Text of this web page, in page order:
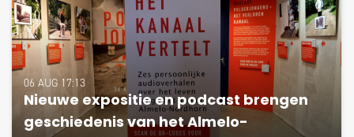
06 AUG 17:13
Nieuwe expositie en podcast brengen
geschiedenis van het Almelo-